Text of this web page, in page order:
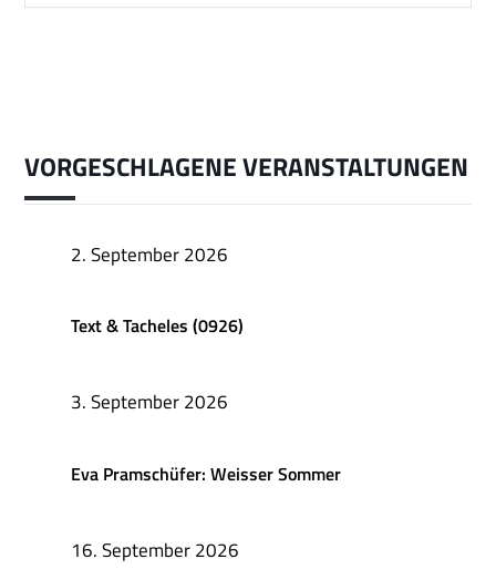
VORGESCHLAGENE VERANSTALTUNGEN
2. September 2026
Text & Tacheles (0926)
3. September 2026
Eva Pramschüfer: Weisser Sommer
16. September 2026